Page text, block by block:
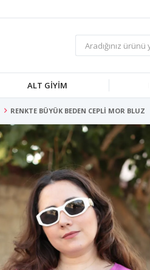
ALT GİYİM
RENKTE BÜYÜK BEDEN CEPLİ MOR BLUZ